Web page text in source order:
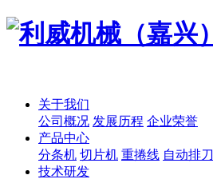
关于我们
公司概况 发展历程 企业荣誉
产品中心
分条机 切片机 重捲线 自动排刀
技术研发